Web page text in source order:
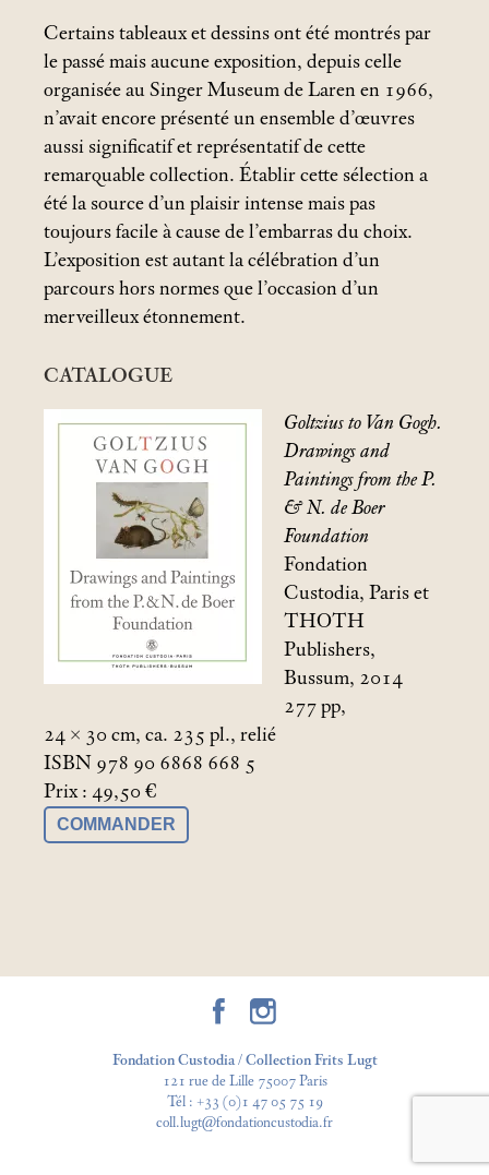
Certains tableaux et dessins ont été montrés par
le passé mais aucune exposition, depuis celle
organisée au Singer Museum de Laren en 1966,
n’avait encore présenté un ensemble d’œuvres
aussi significatif et représentatif de cette
remarquable collection. Établir cette sélection a
été la source d’un plaisir intense mais pas
toujours facile à cause de l’embarras du choix.
L’exposition est autant la célébration d’un
parcours hors normes que l’occasion d’un
merveilleux étonnement.
CATALOGUE
Goltzius to Van Gogh.
Drawings and
Paintings from the P.
& N. de Boer
Foundation
Fondation
Custodia, Paris et
THOTH
Publishers,
Bussum, 2014
277 pp,
24 × 30 cm, ca. 235 pl., relié
ISBN 978 90 6868 668 5
Prix : 49,50 €
COMMANDER
Fondation Custodia / Collection Frits Lugt
121 rue de Lille 75007 Paris
Tél : +33 (0)1 47 05 75 19
coll.lugt@fondationcustodia.fr